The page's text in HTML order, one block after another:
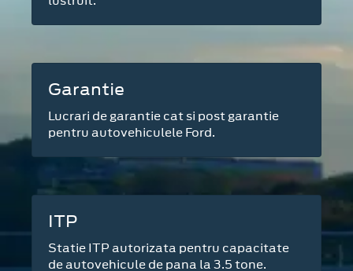
Garantie
Lucrari de garantie cat si post garantie
pentru autovehiculele Ford.
ITP
Statie ITP autorizata pentru capacitate
de autovehicule de pana la 3.5 tone.